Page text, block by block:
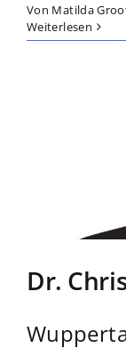
Von Matilda
Weiterlesen
Dr.